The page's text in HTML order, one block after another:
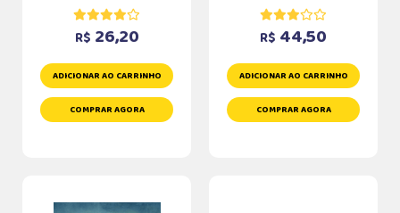
R$ 26,20
ADICIONAR AO CARRINHO
COMPRAR AGORA
R$ 44,50
ADICIONAR AO CARRINHO
COMPRAR AGORA